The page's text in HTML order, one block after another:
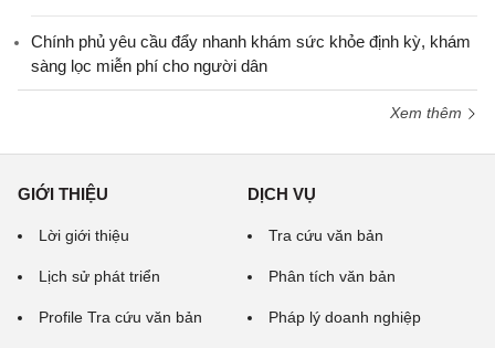
Chính phủ yêu cầu đẩy nhanh khám sức khỏe định kỳ, khám
sàng lọc miễn phí cho người dân
Xem thêm
GIỚI THIỆU
Lời giới thiệu
Lịch sử phát triển
Profile Tra cứu văn bản
DỊCH VỤ
Tra cứu văn bản
Phân tích văn bản
Pháp lý doanh nghiệp